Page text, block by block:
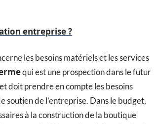
entreprise ?
les besoins matériels et les services
qui est une prospection dans le futur
doit prendre en compte les besoins
soutien de l’entreprise. Dans le budget,
à la construction de la boutique